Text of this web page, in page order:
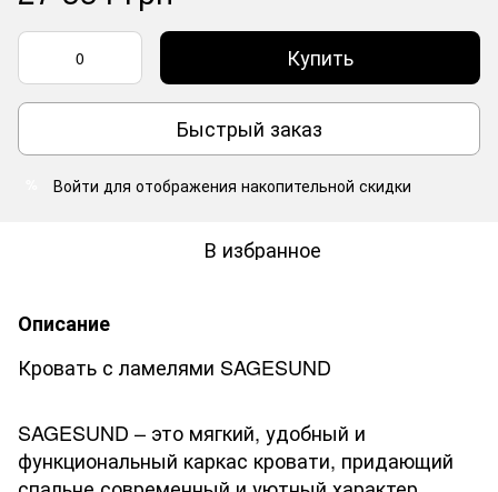
Купить
Быстрый заказ
Войти для отображения накопительной скидки
В избранное
Описание
Кровать с ламелями SAGESUND
SAGESUND – это мягкий, удобный и
функциональный каркас кровати, придающий